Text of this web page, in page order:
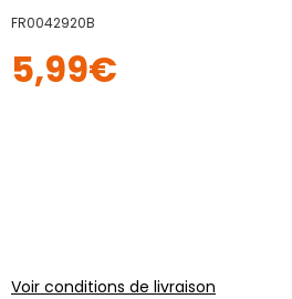
FR0042920B
5,99€
Voir conditions de livraison